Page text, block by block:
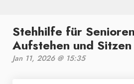
Stehhilfe für
Aufstehen und Sitzen
Jan 11, 2026 @ 15:35